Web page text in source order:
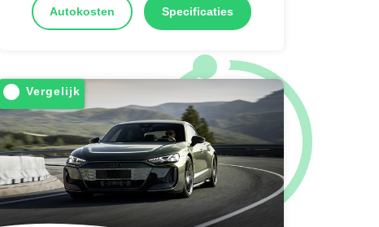
Autokosten Specificaties
Vergelijk